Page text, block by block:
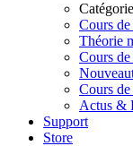
Cours de
Théorie
Cours
Cours
Actus &
Support
Store